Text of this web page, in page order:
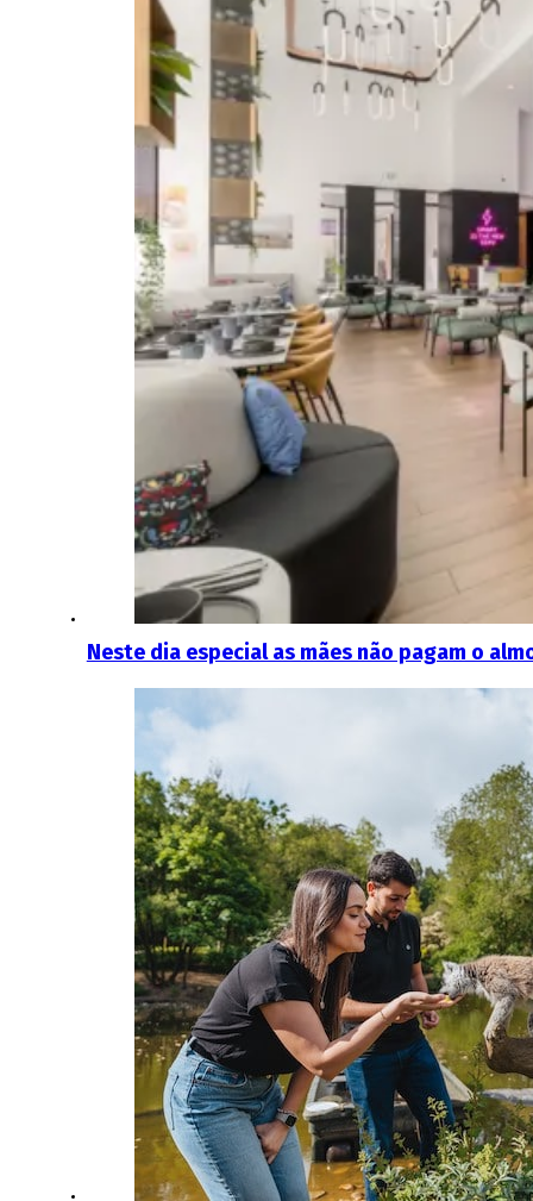
Neste dia especial as mães não pagam o